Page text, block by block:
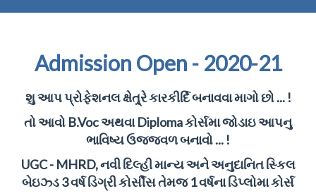
Admission Open - 2020-21
શુ આપ પ્રોફેશનલ ક્ષેત્ર્રે કારકીર્દિ બનાવવા માગો છો ... !
તો આવો B.Voc અથવા Diploma કોર્સમા જોડાઇ આપનુ
ભાવિષ્ય ઉજ્જવળ બનાવો ... !
UGC - MHRD, નવી દિલ્હી માન્ય અને અનુદાનિત સ્કિલ
બેઇઝ્ડ 3 વર્ષ ડિગ્રી કોર્સીસ તેમજ 1 વર્ષના ડિપ્લોમા કોર્સ